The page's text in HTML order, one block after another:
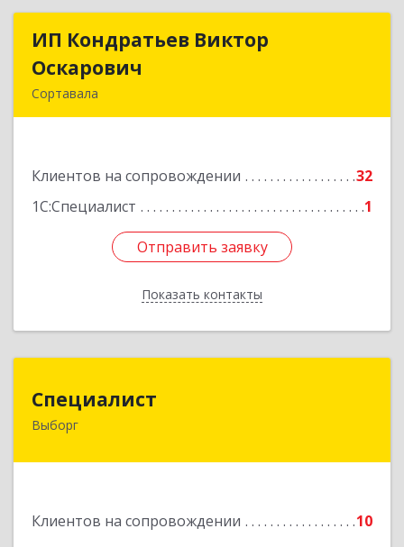
ИП Кондратьев Виктор
Оскарович
Сортавала
Клиентов на сопровождении
32
1С:Специалист
1
Отправить заявку
Показать контакты
ИП Кондратьев Виктор
Подробнее
Отправить заявку
Назад
Специалист
Выборг
Клиентов на сопровождении 10
188800, Ленинградская обл, Выборгский р-н,